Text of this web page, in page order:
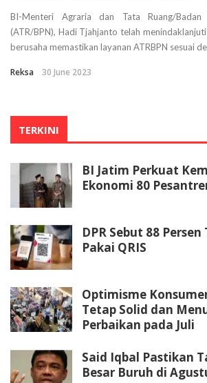
BI-Menteri Agraria dan Tata Ruang/Badan
(ATR/BPN), Hadi Tjahjanto telah
berusaha memastikan layanan ATRBPN sesuai
Reksa 30 June 2023
TERKINI
BI Jatim Perkuat
Ekonomi 80
DPR Sebut 88
Pakai QRIS
Optimisme
Tetap Solid dan
Perbaikan pada Juli
Said Iqbal Pastikan
Besar Buruh di